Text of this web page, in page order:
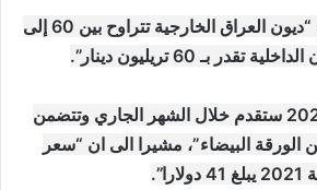
واوضح وزير المالية ان “ديون العراق الخارجية تتراوح بين 60 إلى
ونوه الى ان “موازنة 2021 ستقدم خلال الشهر الجاري وتتضمن
الورقة البيضاء”، مشيرا الى ان “سعر